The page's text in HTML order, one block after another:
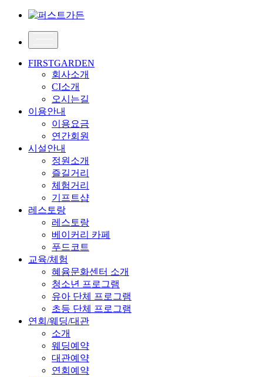
FIRSTGARDEN
회사소개
CI소개
오시는길
이용안내
이용요금
연간회원
시설안내
정원소개
즐길거리
체험거리
기프트샵
레스토랑
레스토랑
베이커리 카페
푸드코트
교육/체험
혜윰문화센터 소개
청소년 프로그램
유아 단체 프로그램
초등 단체 프로그램
연회/웨딩/대관
소개
웨딩예약
대관예약
연회예약